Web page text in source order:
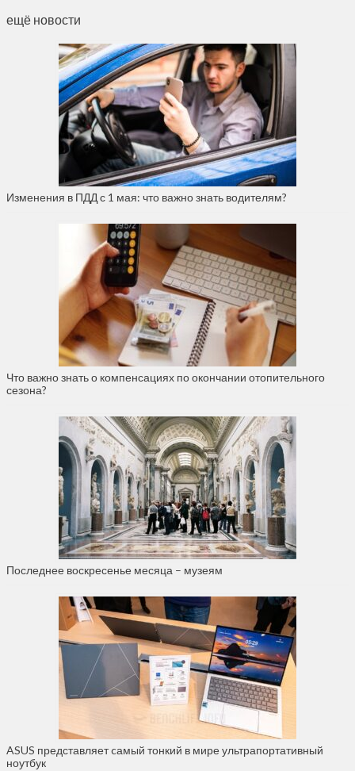
ещё новости
Изменения в ПДД с 1 мая: что важно знать водителям?
Что важно знать о компенсациях по окончании отопительного
сезона?
Последнее воскресенье месяца – музеям
ASUS представляет cамый тонкий в мире ультрапортативный
ноутбук